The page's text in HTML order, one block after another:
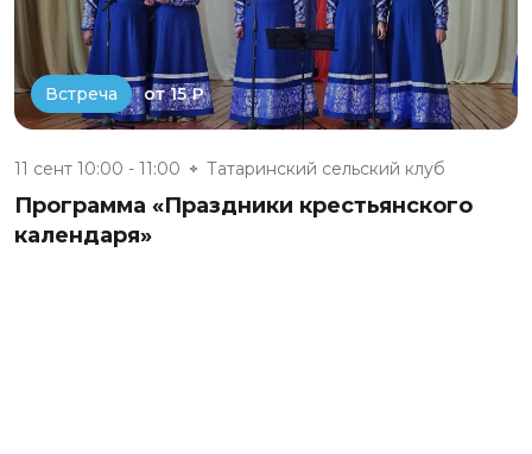
Встреча от 15 ₽
11 сент 10:00 - 11:00 Татаринский сельский клуб
Программа «Праздники крестьянского
календаря»